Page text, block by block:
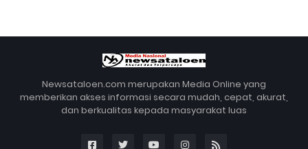
Newsataloen.com merupakan Media Online yang
memberikan akses informasi secara mudah, cepat, akurat,
dan berkualitas kepada masyarakat luas